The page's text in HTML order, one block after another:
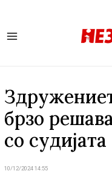
брзо
со
10/12/2024 14:55